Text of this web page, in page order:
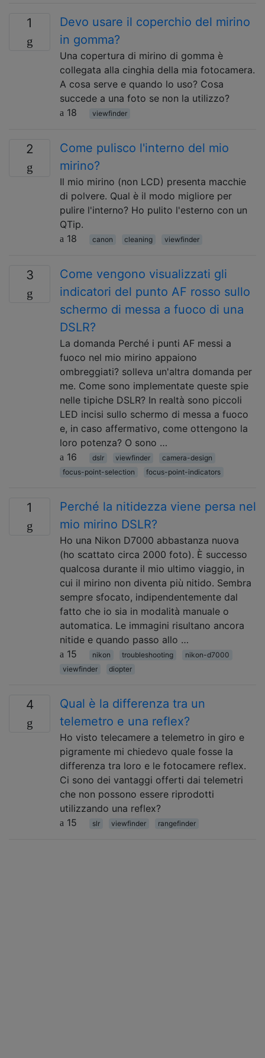
1
Devo usare il coperchio del mirino
in gomma?
Una copertura di mirino di gomma è
collegata alla cinghia della mia fotocamera.
A cosa serve e quando lo uso? Cosa
succede a una foto se non la utilizzo?
18
viewfinder
2
Come pulisco l'interno del mio
mirino?
Il mio mirino (non LCD) presenta macchie
di polvere. Qual è il modo migliore per
pulire l'interno? Ho pulito l'esterno con un
QTip.
18
canon cleaning viewfinder
3
Come vengono visualizzati gli
indicatori del punto AF rosso sullo
schermo di messa a fuoco di una
DSLR?
La domanda Perché i punti AF messi a
fuoco nel mio mirino appaiono
ombreggiati? solleva un'altra domanda per
me. Come sono implementate queste spie
nelle tipiche DSLR? In realtà sono piccoli
LED incisi sullo schermo di messa a fuoco
e, in caso affermativo, come ottengono la
loro potenza? O sono …
16
dslr viewfinder
camera-design
focus-point-selection
focus-point-indicators
1
Perché la nitidezza viene persa nel
mio mirino DSLR?
Ho una Nikon D7000 abbastanza nuova
(ho scattato circa 2000 foto). È successo
qualcosa durante il mio ultimo viaggio, in
cui il mirino non diventa più nitido. Sembra
sempre sfocato, indipendentemente dal
fatto che io sia in modalità manuale o
automatica. Le immagini risultano ancora
nitide e quando passo allo …
15
nikon troubleshooting
nikon-d7000
viewfinder
diopter
4
Qual è la differenza tra un
telemetro e una reflex?
Ho visto telecamere a telemetro in giro e
pigramente mi chiedevo quale fosse la
differenza tra loro e le fotocamere reflex.
Ci sono dei vantaggi offerti dai telemetri
che non possono essere riprodotti
utilizzando una reflex?
15
slr viewfinder rangefinder